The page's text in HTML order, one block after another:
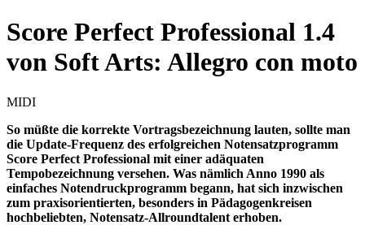
Score Perfect Professional 1.4
von Soft Arts: Allegro con moto
MIDI
So müßte die korrekte Vortragsbezeichnung lauten, sollte man
die Update-Frequenz des erfolgreichen Notensatzprogramm
Score Perfect Professional mit einer adäquaten
Tempobezeichnung versehen. Was nämlich Anno 1990 als
einfaches Notendruckprogramm begann, hat sich inzwischen
zum praxisorientierten, besonders in Pädagogenkreisen
hochbeliebten, Notensatz-Allroundtalent erhoben.